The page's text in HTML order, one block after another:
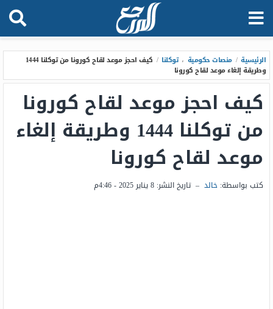
الرئيسية / منصات حكومية ، توكلنا /
كيف احجز موعد لقاح كورونا من توكلنا 1444
وطريقة إلغاء موعد لقاح كورونا
كيف احجز موعد لقاح كورونا
من توكلنا 1444 وطريقة إلغاء
موعد لقاح كورونا
كتب بواسطة: خالد – تاريخ النشر: 8 يناير 2025 - 4:46م